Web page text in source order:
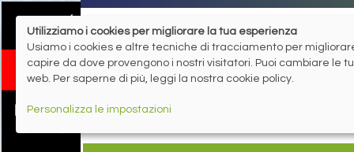
Utilizziamo i cookies per migliorare la tua esperienza
Usiamo i cookies e altre tecniche di tracciamento per
capire da dove provengono i nostri visitatori. Puoi cambiare le
web. Per saperne di più, leggi la nostra cookie policy.
Personalizza le impostazioni